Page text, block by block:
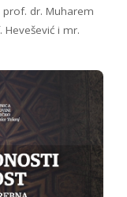
dr. Muharem
i mr.